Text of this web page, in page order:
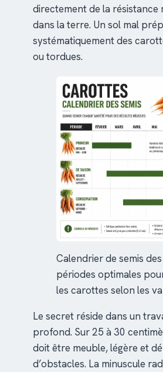
directement de la résistance
dans la terre. Un sol mal
systématiquement des
ou tordues.
Calendrier de semis
périodes optimales
les carottes selon les
Le secret réside dans un
profond. Sur 25 à 30
doit être meuble, légère et
d’obstacles. La minuscule